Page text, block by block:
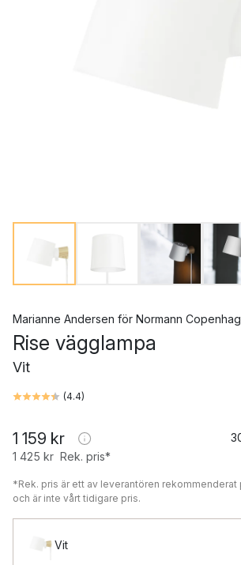
Marianne Andersen för Normann
Rise vägglampa
Vit
(4.4)
1 159 kr
1 425 kr Rek. pris*
*Rek. pris är ett av leverantören rekommenderat
och är inte vårt tidigare pris.
Vit